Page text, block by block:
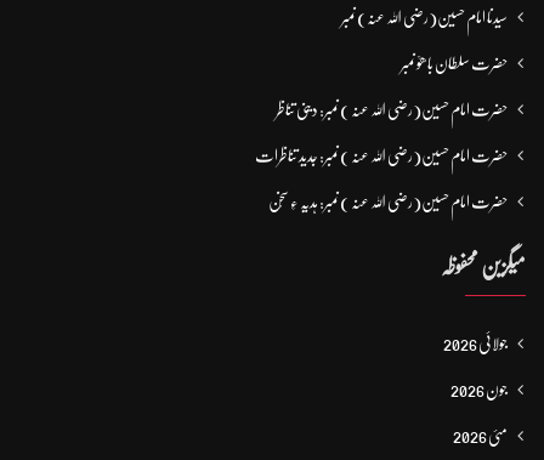
سیدنا امام حسین(رضی اللہ عنہ) نمبر
حضرت سلطان باھوؒ نمبر
حضرت امام حسین(رضی اللہ عنہ ) نمبر: دینی تناظر
حضرت امام حسین(رضی اللہ عنہ ) نمبر: جدید تناظرات
حضرت امام حسین(رضی اللہ عنہ ) نمبر: ہدیہ ءِ سُخن
میگزین محفوظہ
جولائی 2026
جون 2026
مئی 2026